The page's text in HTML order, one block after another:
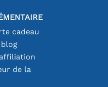
cadeau
de la